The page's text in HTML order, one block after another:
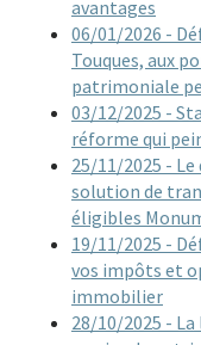
avantages
06/01/2026 -
Touques, aux
patrimoniale
03/12/2025 -
réforme qui
25/11/2025 -
solution de
éligibles
19/11/2025 -
vos impôts et
immobilier
28/10/2025 -